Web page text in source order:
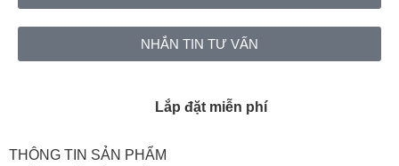
NHẮN TIN TƯ VẤN
Lắp đặt miễn phí
THÔNG TIN SẢN PHẨM